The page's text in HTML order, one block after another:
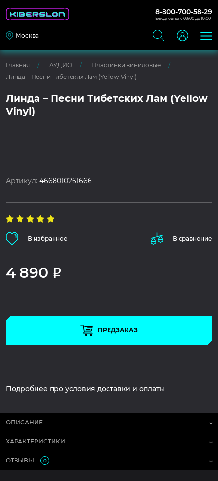
8-800-700-58-29
Ежедневно: с 09:00 до 19:00
Москва
Главная АУДИО
Пластинки виниловые
Линда – Песни Тибетских Лам (Yellow Vinyl)
Линда – Песни Тибетских Лам (Yellow
Vinyl)
Артикул:4668010261666
В избранное В сравнение
4 890 Р
ПРЕДЗАКАЗ
Подробнее про условия доставки и оплаты
ОПИСАНИЕ
ХАРАКТЕРИСТИКИ
ОТЗЫВЫ 0